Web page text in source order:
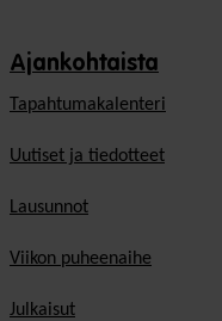
Ajankohtaista
Tapahtumakalenteri
Uutiset ja tiedotteet
Lausunnot
Viikon puheenaihe
Julkaisut